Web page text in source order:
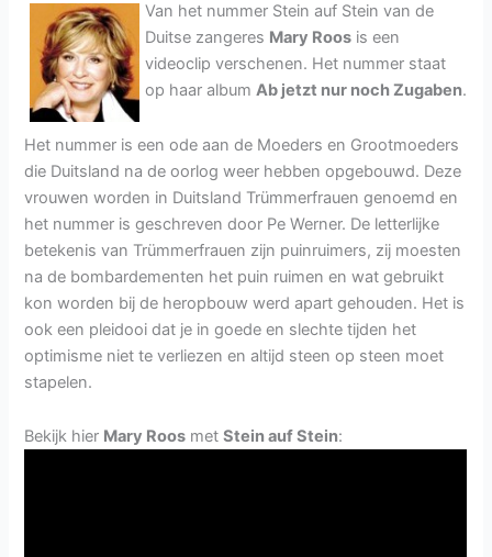
mei
2018
Van het nummer Stein auf Stein van de
Duitse zangeres Mary Roos is een
videoclip verschenen. Het nummer staat
op haar albumAb jetzt nur noch Zugaben.
Het nummer is een ode aan de Moeders en Grootmoeders
die Duitsland na de oorlog weer hebben opgebouwd. Deze
vrouwen worden in Duitsland Trümmerfrauen genoemd en
het nummer is geschreven door Pe Werner. De letterlijke
betekenis van Trümmerfrauen zijn puinruimers, zij moesten
na de bombardementen het puin ruimen en wat gebruikt
kon worden bij de heropbouw werd apart gehouden. Het is
ook een pleidooi dat je in goede en slechte tijden het
optimisme niet te verliezen en altijd steen op steen moet
stapelen.
Bekijk hier Mary Roos metStein auf Stein: